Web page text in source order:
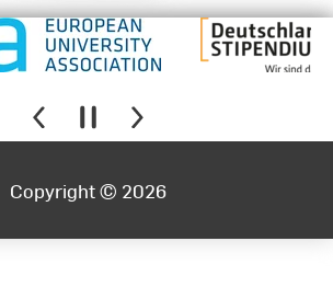
Copyright © 2026